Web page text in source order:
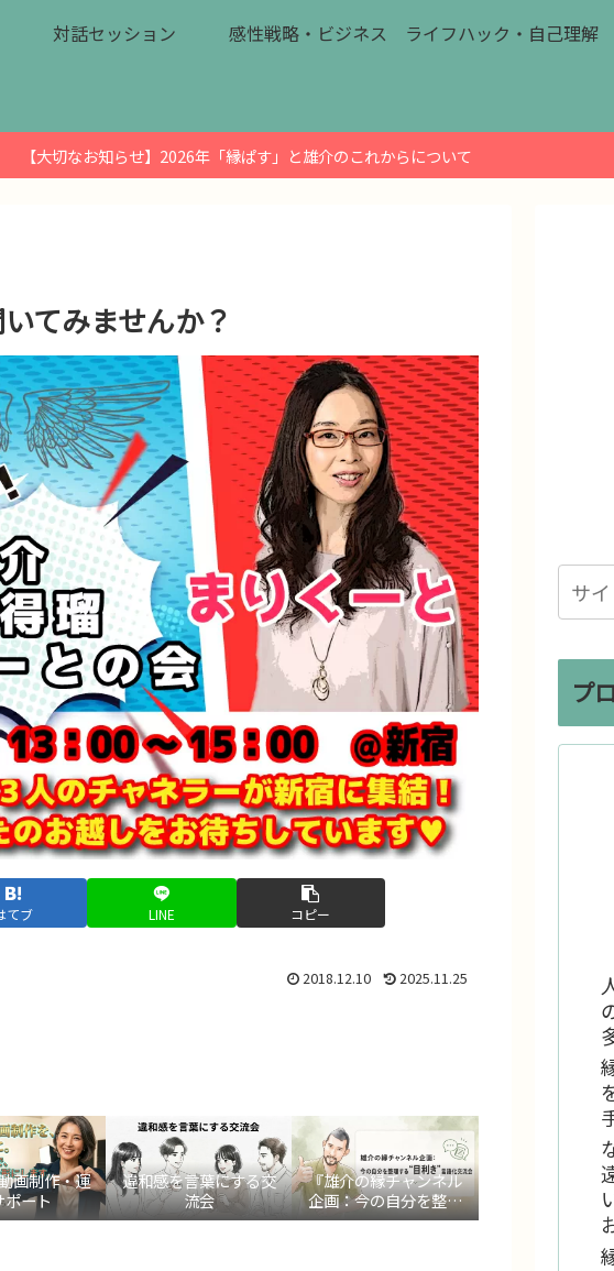
対話セッション 感性戦略・ビジネス ライフハック・自己理解
【大切なお知らせ】2026年「縁ぱす」と雄介のこれからについて
てみませんか？
てブ LINE コピー
2018.12.10 2025.11.25
画制作・運
ポート
違和感を言葉にする交
流会
『雄介の縁チャンネル
企画：今の自分を整理
する“目利き”言語化交
プ